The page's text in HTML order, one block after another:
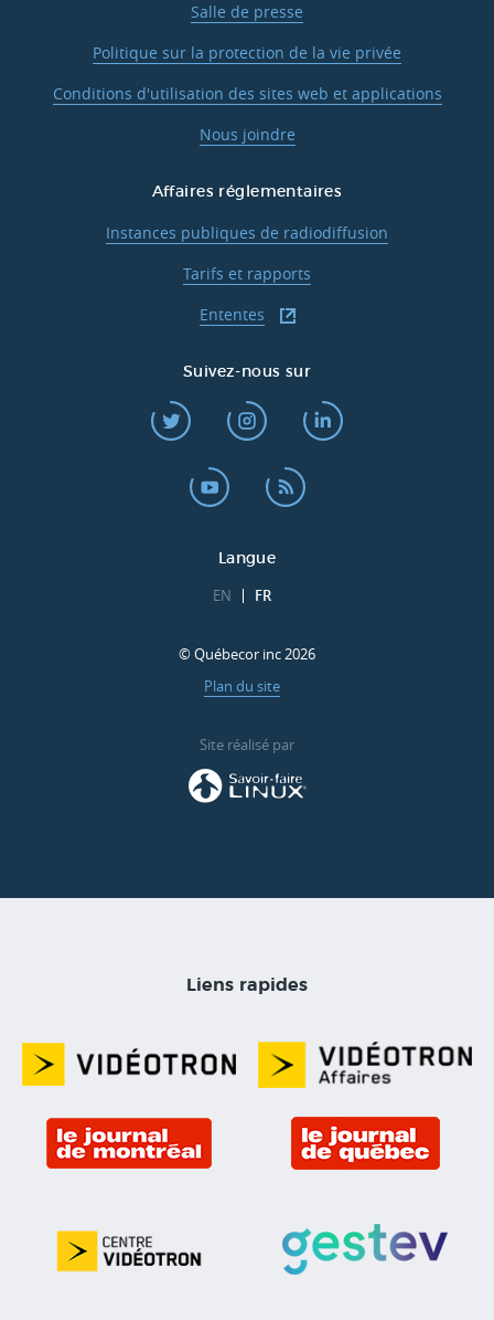
Salle de presse
Politique sur la protection de la vie privée
Conditions d'utilisation des sites web et applications
Nous joindre
Affaires réglementaires
Instances publiques de radiodiffusion
Tarifs et rapports
Ententes
Suivez-nous sur
Langue
EN FR
© Québecor inc 2026
Plan du site
Site réalisé par
Liens rapides